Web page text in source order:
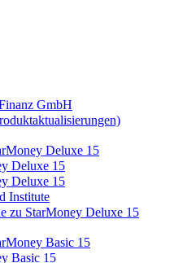
GmbH
Deluxe 15
Deluxe 15
Deluxe 15
Institute
zu StarMoney Deluxe 15
Basic 15
Basic 15